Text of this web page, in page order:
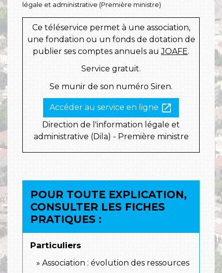
légale et administrative (Première ministre)
Ce téléservice permet à une association,
une fondation ou un fonds de dotation de
publier ses comptes annuels auJOAFE.
Service gratuit.
Se munir de son numéro Siren.
Accéder au service en ligne open_in_new
Direction de l'information légale et
administrative (Dila) - Première ministre
POUR TOUTE EXPLICATION,
CONSULTER LES FICHES
PRATIQUES :
Particuliers
Association : évolution des ressources